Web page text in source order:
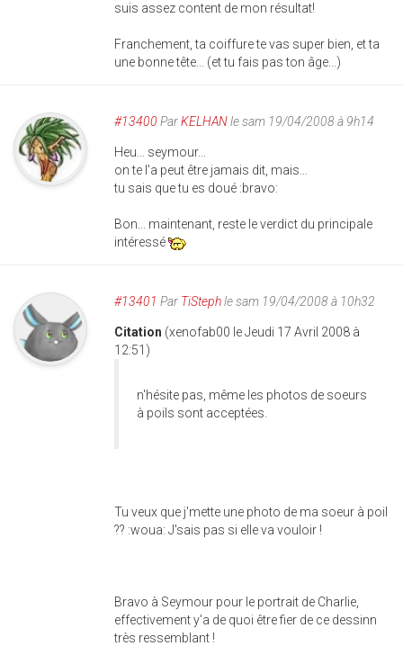
suis assez content de mon résultat!
Franchement, ta coiffure te vas super bien, et ta
une bonne tête... (et tu fais pas ton âge...)
#13400 ParKELHANle sam 19/04/2008 à 9h14
Heu... seymour...
on te l'a peut être jamais dit, mais...
tu sais que tu es doué :bravo:
Bon... maintenant, reste le verdict du principale
intéressé
#13401 Par TiStephle sam 19/04/2008 à 10h32
Citation (xenofab00 le Jeudi 17 Avril 2008 à
12:51)
n'hésite pas, même les photos de soeurs
à poils sont acceptées.
Tu veux que j'mette une photo de ma soeur à poil
?? :woua: J'sais pas si elle va vouloir !
Bravo à Seymour pour le portrait de Charlie,
effectivement y'a de quoi être fier de ce dessinn
très ressemblant !